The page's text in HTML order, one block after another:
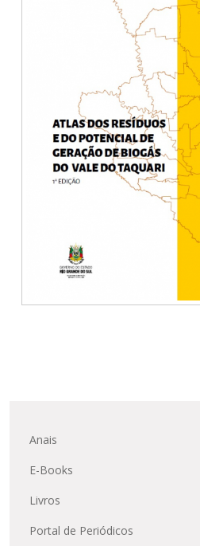
Anais
E-Books
Livros
Portal de Periódicos